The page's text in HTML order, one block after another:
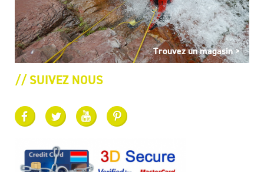
Trouvez un magasin >
// SUIVEZ NOUS